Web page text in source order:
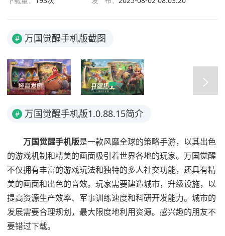
# 万国觉醒手机版截图
# 万国觉醒手机版1.0.88.15简介
万国觉醒手机版是一款风靡全球的策略手游，以其出色
的游戏机制和精美的画面吸引着世界各地的玩家。万国觉醒
不仅拥有丰富的游戏玩法和独特的多人社交功能，还具有精
美的画面和出色的音效。玩家需要建造城市，升级设施，以
提高资源生产效率、军事训练速度和科研开发能力。城市的
发展需要合理规划，最大限度地利用资源。感兴趣的朋友不
要错过下载。